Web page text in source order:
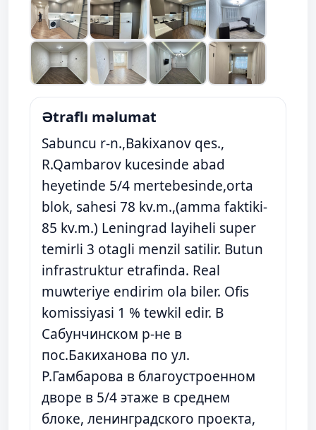
Ətraflı məlumat
Sabuncu r-n.,Bakixanov qes.,
R.Qambarov kucesinde abad
heyetinde 5/4 mertebesinde,orta
blok, sahesi 78 kv.m.,(amma faktiki-
85 kv.m.) Leningrad layiheli super
temirli 3 otagli menzil satilir. Butun
infrastruktur etrafinda. Real
muwteriye endirim ola biler. Ofis
komissiyasi 1 % tewkil edir. В
Сабунчинском р-не в
пос.Бакиханова по ул.
Р.Гамбарова в благоустроенном
дворе в 5/4 этаже в среднем
блоке, ленинградского проекта,